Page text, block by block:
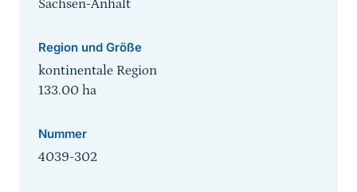
Sachsen-Anhalt
Region und Größe
kontinentale Region
133.00 ha
Nummer
4039-302